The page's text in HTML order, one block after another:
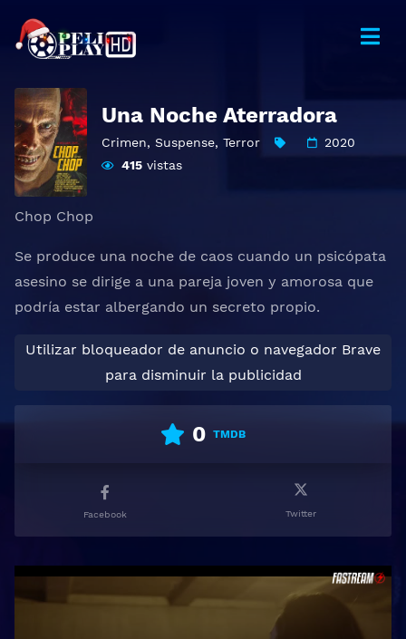
Una Noche Aterradora
Crimen, Suspense, Terror
2020
415 vistas
Chop Chop
Se produce una noche de caos cuando un psicópata
asesino se dirige a una pareja joven y amorosa que
podría estar albergando un secreto propio.
Utilizar bloqueador de anuncio o navegador Brave
para disminuir la publicidad
0 TMDB
Facebook Twitter